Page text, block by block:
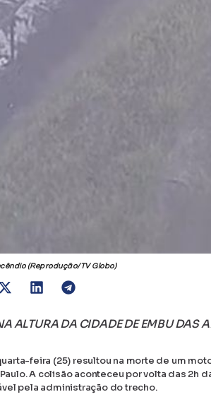
(Reprodução/TV Globo)
ALTURA DA CIDADE DE EMBU DAS
feira (25) resultou na morte de um
A colisão aconteceu por volta das 2h
pela administração do trecho.